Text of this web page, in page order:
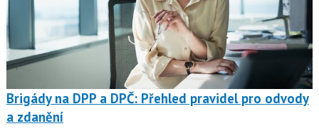
Brigády na DPP a DPČ: Přehled pravidel pro odvody
a zdanění